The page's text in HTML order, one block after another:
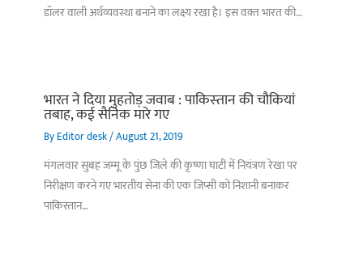
डॉलर वाली अर्थव्यवस्था बनाने का लक्ष्य रखा है। इस वक़्त भारत की…
भारत ने दिया मुहतोड़ जवाब : पाकिस्‍तान की चौकियां
तबाह, कई सैनिक मारे गए
ByEditor desk/August 21, 2019
मंगलवार सुबह जम्मू के पुंछ जिले की कृष्णा घाटी में नियंत्रण रेखा पर
निरीक्षण करने गए भारतीय सेना की एक जिप्सी को निशानी बनाकर
पाकिस्तान…